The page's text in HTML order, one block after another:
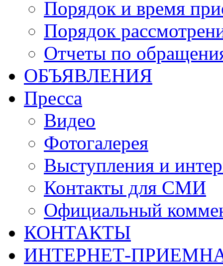
Порядок и время
Порядок
Отчеты по
ОБЪЯВЛЕНИЯ
Пресса
Видео
Фотогалерея
Выступления и
Контакты для СМИ
Официальный
КОНТАКТЫ
ИНТЕРНЕТ-